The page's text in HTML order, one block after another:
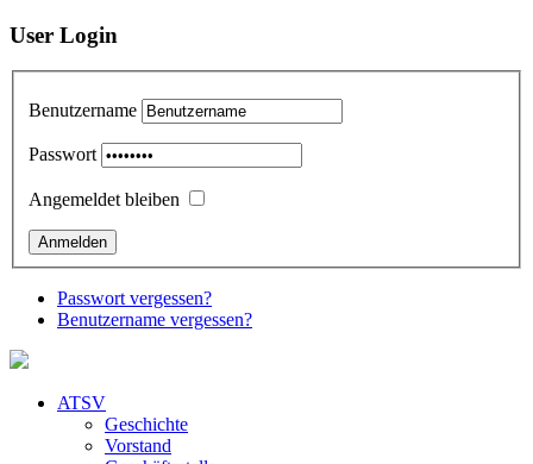
User Login
Benutzername
Passwort
Angemeldet bleiben
Passwort vergessen?
Benutzername vergessen?
ATSV
Geschichte
Vorstand